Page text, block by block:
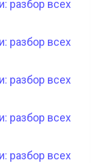
разбор всех
разбор всех
разбор всех
разбор всех
разбор всех